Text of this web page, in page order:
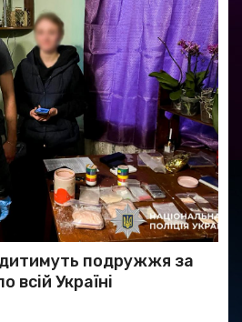
подружжя за
всій Україні